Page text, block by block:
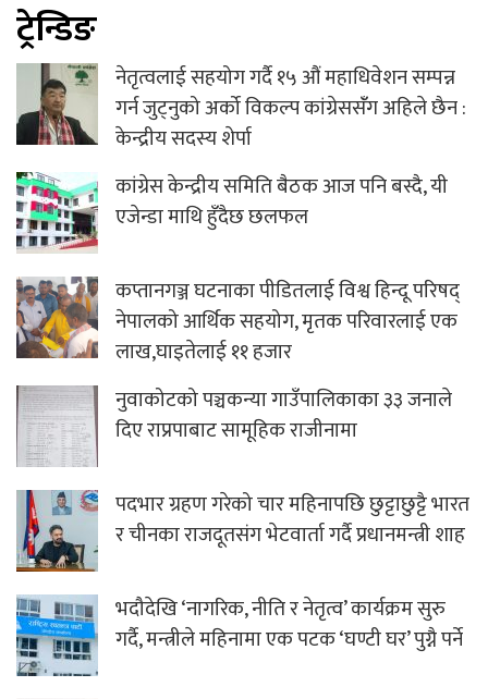
ट्रेन्डिङ
नेतृत्वलाई सहयोग गर्दै १५ औं महाधिवेशन सम्पन्न
गर्न जुट्नुको अर्को विकल्प कांग्रेससंँग अहिले छैन :
केन्द्रीय सदस्य शेर्पा
कांग्रेस केन्द्रीय समिति बैठक आज पनि बस्दै, यी
एजेन्डा माथि हुँदैछ छलफल
कप्तानगञ्ज घटनाका पीडितलाई विश्व हिन्दू परिषद्
नेपालको आर्थिक सहयोग, मृतक परिवारलाई एक
लाख,घाइतेलाई ११ हजार
नुवाकोटको पञ्चकन्या गाउँपालिकाका ३३ जनाले
दिए राप्रपाबाट सामूहिक राजीनामा
पदभार ग्रहण गरेको चार महिनापछि छुट्टाछुट्टै भारत
र चीनका राजदूतसंग भेटवार्ता गर्दै प्रधानमन्त्री शाह
भदौदेखि ‘नागरिक, नीति र नेतृत्व’ कार्यक्रम सुरु
गर्दै, मन्त्रीले महिनामा एक पटक ‘घण्टी घर’ पुग्नै पर्ने